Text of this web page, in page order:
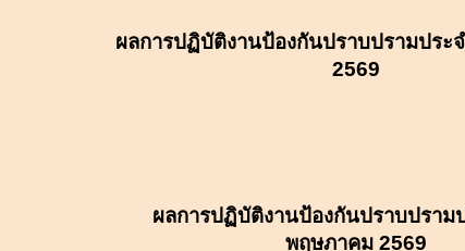
ผลการปฏิบัติงานป้องกันปราบปรามประ
2569
ผลการปฏิบัติงานป้องกันปราบปราม
พฤษภาคม2569